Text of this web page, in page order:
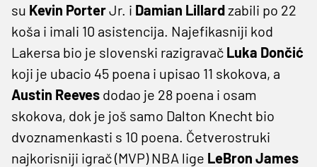
su Kevin PorterJr. i Damian Lillardzabili po 22
koša i imali 10 asistencija. Najefikasniji kod
Lakersa bio je slovenski razigravač Luka Dončić
koji je ubacio 45 poena i upisao 11 skokova, a
Austin Reeves dodao je 28 poena i osam
skokova, dok je još samo Dalton Knecht bio
dvoznamenkasti s 10 poena. Četverostruki
najkorisniji igrač (MVP) NBA lige LeBron James